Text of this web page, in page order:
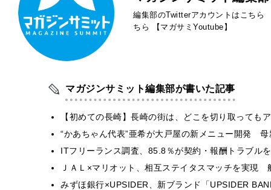
編集部のTwitterアカウントはこちら
ちら
【マガサミYoutube】
マガジンサミット編集部が書いた記事
【初めての長崎】長崎の街は、どこを切り取って
“かあちゃん代表”亜希が大戸屋の新メニュー開発
ITフリーランス調査、85.8％が契約・報酬トラブ
ＪＡＬ×マリオット、相互ステイタスマッチを実
みずほ銀行×UPSIDER、新ブランド「UPSIDER